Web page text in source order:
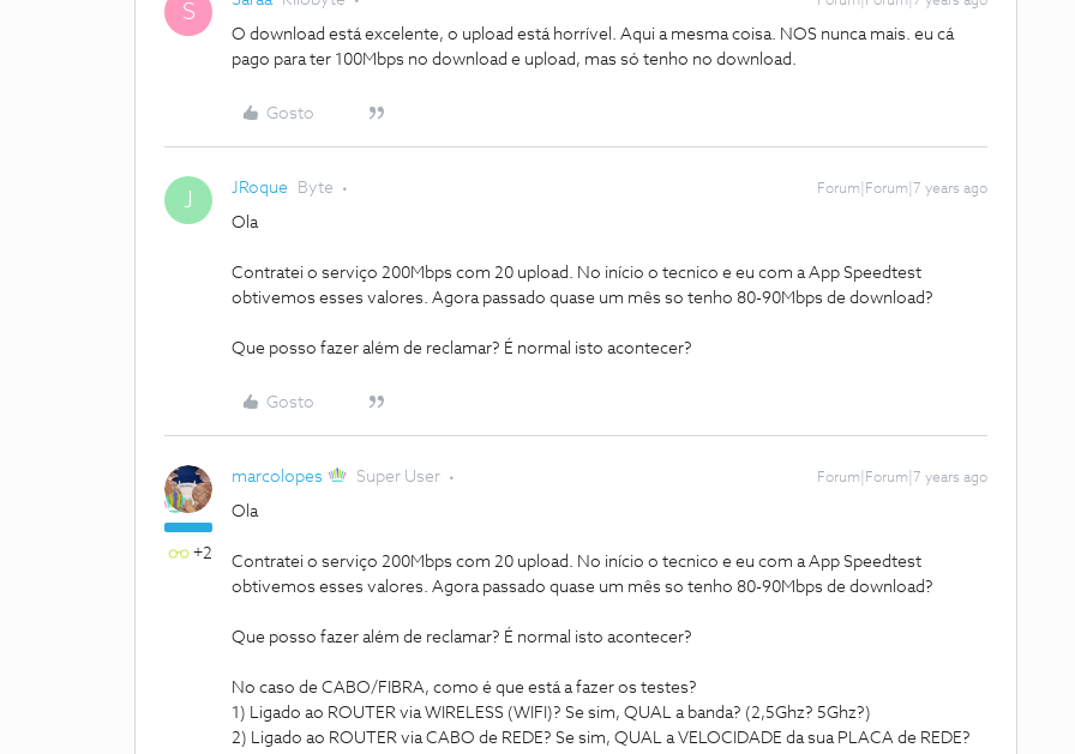
S
O download está excelente, o upload está horrível. Aqui a mesma coisa. NOS nunca mais. eu cá
pago para ter 100Mbps no download e upload, mas só tenho no download.
Gosto
J JRoque Byte Forum|Forum|7 years ago
Ola
Contratei o serviço 200Mbps com 20 upload. No início o tecnico e eu com a App Speedtest
obtivemos esses valores. Agora passado quase um mês so tenho 80-90Mbps de download?
Que posso fazer além de reclamar? É normal isto acontecer?
Gosto
+2
marcolopes Super User Forum|Forum|7 years ago
Ola
Contratei o serviço 200Mbps com 20 upload. No início o tecnico e eu com a App Speedtest
obtivemos esses valores. Agora passado quase um mês so tenho 80-90Mbps de download?
Que posso fazer além de reclamar? É normal isto acontecer?
No caso de CABO/FIBRA, como é que está a fazer os testes?
1) Ligado ao ROUTER via WIRELESS (WIFI)? Se sim, QUAL a banda? (2,5Ghz? 5Ghz?)
2) Ligado ao ROUTER via CABO de REDE? Se sim, QUAL a VELOCIDADE da sua PLACA de REDE?